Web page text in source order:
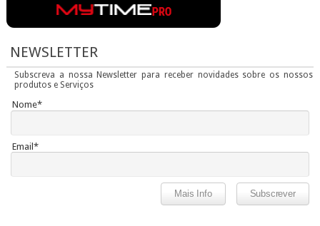
NEWSLETTER
Subscreva a nossa Newsletter para receber novidades sobre os nossos
produtos e Serviços
Nome*
Email*